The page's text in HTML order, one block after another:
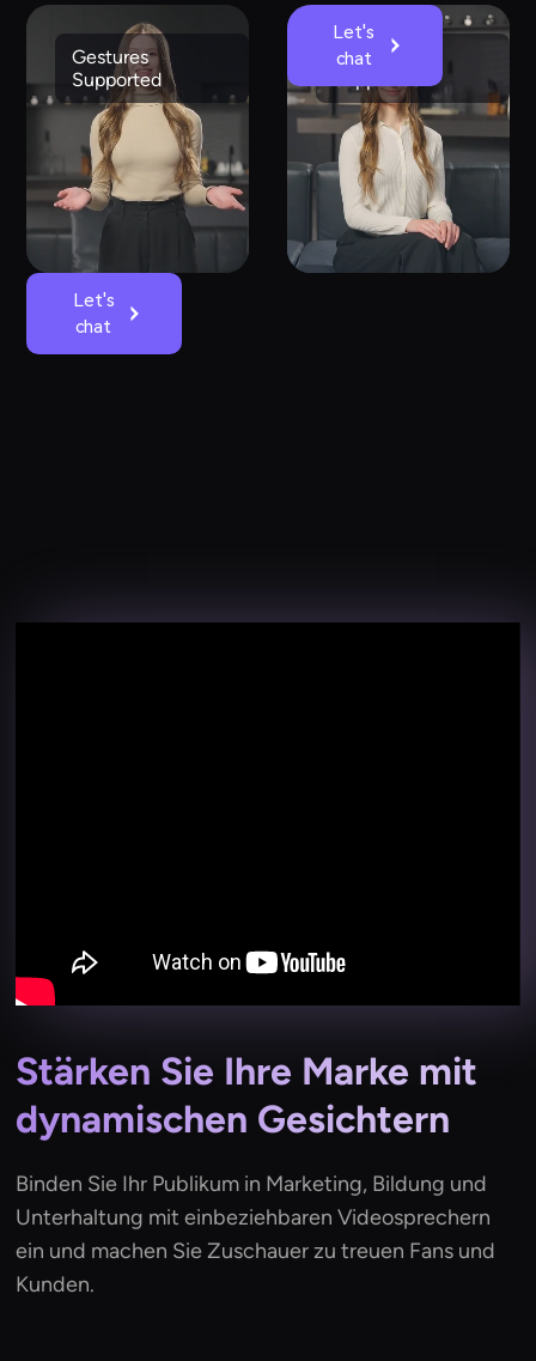
Gestures
Supported
Let's
chat
Emotions
Let's
chat
Stärken Sie Ihre Marke mit
dynamischen Gesichtern
Binden Sie Ihr Publikum in Marketing, Bildung und
Unterhaltung mit einbeziehbaren Videosprechern
ein und machen Sie Zuschauer zu treuen Fans und
Kunden.